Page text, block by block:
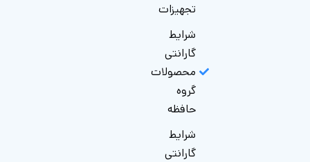
تجهیزات
شرایط
گارانتی
محصولات
گروه
حافظه
شرایط
گارانتی